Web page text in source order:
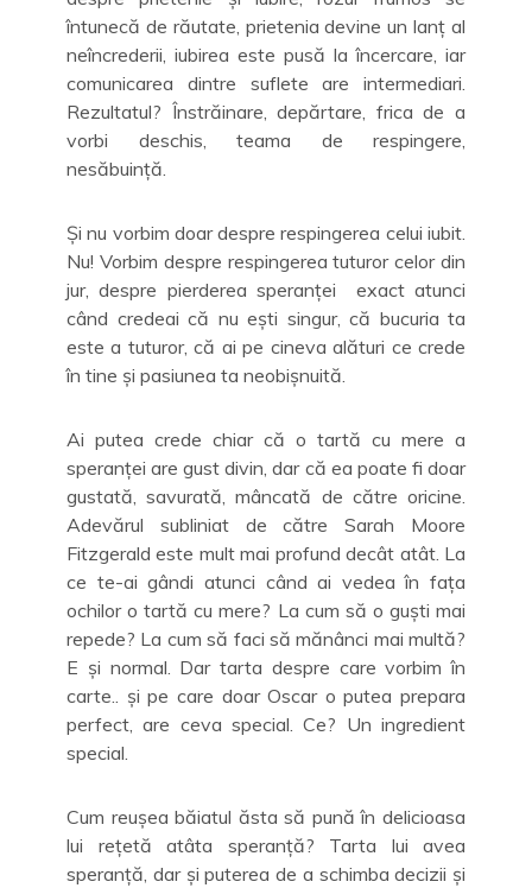
întunecă de răutate, prietenia devine un lanț al
neîncrederii, iubirea este pusă la încercare, iar
comunicarea dintre suflete are intermediari.
Rezultatul? Înstrăinare, depărtare, frica de a
vorbi deschis, teama de respingere,
nesăbuință.
Și nu vorbim doar despre respingerea celui iubit.
Nu! Vorbim despre respingerea tuturor celor din
jur, despre pierderea speranței exact atunci
când credeai că nu ești singur, că bucuria ta
este a tuturor, că ai pe cineva alături ce crede
în tine și pasiunea ta neobișnuită.
Ai putea crede chiar că o tartă cu mere a
speranței are gust divin, dar că ea poate fi doar
gustată, savurată, mâncată de către oricine.
Adevărul subliniat de către Sarah Moore
Fitzgerald este mult mai profund decât atât. La
ce te-ai gândi atunci când ai vedea în fața
ochilor o tartă cu mere? La cum să o guști mai
repede? La cum să faci să mănânci mai multă?
E și normal. Dar tarta despre care vorbim în
carte.. și pe care doar Oscar o putea prepara
perfect, are ceva special. Ce? Un ingredient
special.
Cum reușea băiatul ăsta să pună în delicioasa
lui rețetă atâta speranță? Tarta lui avea
speranță, dar și puterea de a schimba decizii și